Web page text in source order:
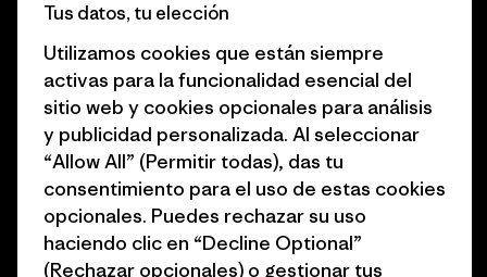
Business Unusual
Objetivos climáticos
1% for the Planet
Cómo financiamos
Tarjetas regalo
Encuentra una tienda
Prensa
Programa para profesionales
del sector
Programa de afiliados
Mapa del sitio Patagonia
España
Tus datos, tu elección
Utilizamos cookies que están siempre
activas para la funcionalidad esencial del
sitio web y cookies opcionales para análisis
y publicidad personalizada. Al seleccionar
“Allow All” (Permitir todas), das tu
consentimiento para el uso de estas cookies
opcionales. Puedes rechazar su uso
haciendo clic en “Decline Optional”
(Rechazar opcionales) o gestionar tus